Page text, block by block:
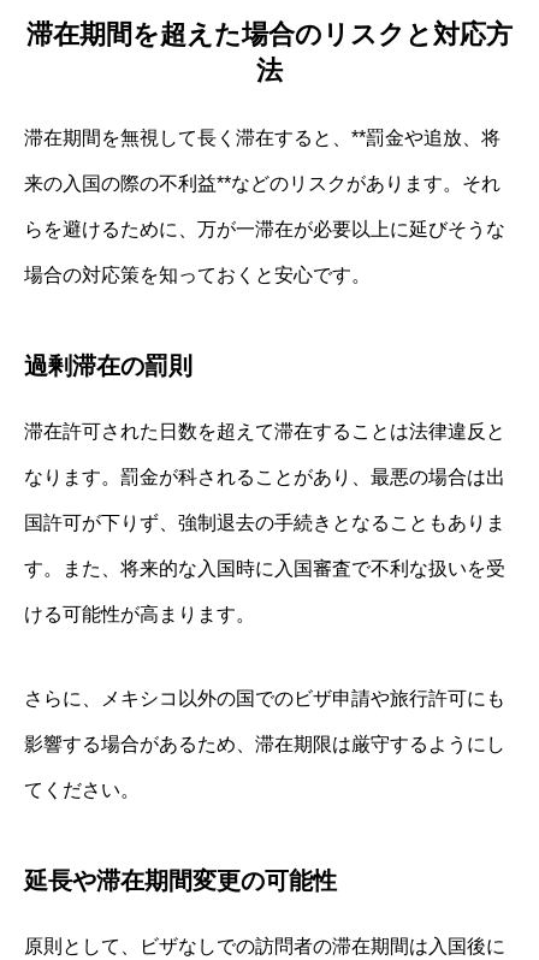
滞在期間を超えた場合のリスクと対応方
法
滞在期間を無視して長く滞在すると、**罰金や追放、将
来の入国の際の不利益**などのリスクがあります。それ
らを避けるために、万が一滞在が必要以上に延びそうな
場合の対応策を知っておくと安心です。
過剰滞在の罰則
滞在許可された日数を超えて滞在することは法律違反と
なります。罰金が科されることがあり、最悪の場合は出
国許可が下りず、強制退去の手続きとなることもありま
す。また、将来的な入国時に入国審査で不利な扱いを受
ける可能性が高まります。
さらに、メキシコ以外の国でのビザ申請や旅行許可にも
影響する場合があるため、滞在期限は厳守するようにし
てください。
延長や滞在期間変更の可能性
原則として、ビザなしでの訪問者の滞在期間は入国後に